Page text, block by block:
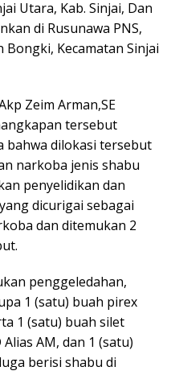
Utara, Kab. Sinjai, Dan
di Rusunawa PNS,
Kecamatan Sinjai
Zeim Arman,SE
tersebut
bahwa dilokasi tersebut
narkoba jenis shabu
penyelidikan dan
dicurigai sebagai
dan ditemukan 2
penggeledahan,
1 (satu) buah pirex
1 (satu) buah silet
AM, dan 1 (satu)
berisi shabu di